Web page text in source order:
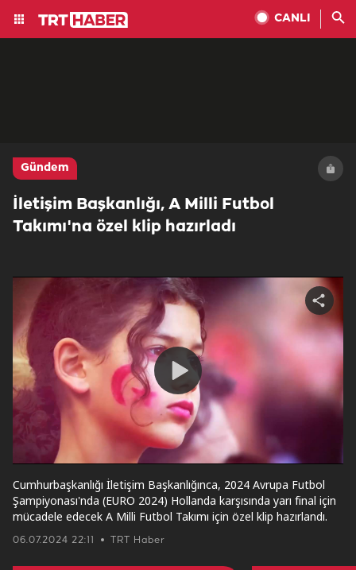
CANLI
Gündem
İletişim Başkanlığı, A Milli Futbol
Takımı'na özel klip hazırladı
Play
Video
Share
video
06.07.2024 22:11 TRT Haber
Cumhurbaşkanlığı İletişim Başkanlığınca, 2024 Avrupa Futbol
Şampiyonası'nda (EURO 2024) Hollanda karşısında yarı final için
mücadele edecek A Milli Futbol Takımı için özel klip hazırlandı.